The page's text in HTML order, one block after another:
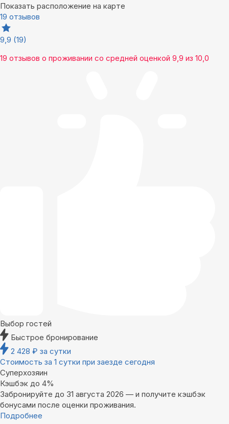
Показать расположение на карте
19 отзывов
9,9 (19)
19 отзывов о проживании со средней оценкой 9,9 из 10,0
Выбор гостей
Быстрое бронирование
2 428 ₽ за сутки
Стоимость за 1 сутки при заезде сегодня
Суперхозяин
Кэшбэк до 4%
Забронируйте до 31 августа 2026 — и получите кэшбэк
бонусами после оценки проживания.
Подробнее